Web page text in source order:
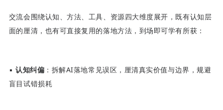
交流会围绕认知、方法、工具、资源四大维度展开，既有认知层
面的厘清，也有可直接复用的落地方法，到场即可学有所获：
▪ 认知纠偏 ：拆解AI落地常见误区，厘清真实价值与边界，规避
盲目试错损耗